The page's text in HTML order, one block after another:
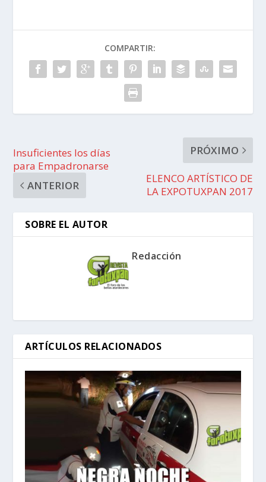
COMPARTIR:
Insuficientes los días
para Empadronarse
ANTERIOR
PRÓXIMO
ELENCO ARTÍSTICO DE
LA EXPOTUXPAN 2017
SOBRE EL AUTOR
Redacción
ARTÍCULOS RELACIONADOS